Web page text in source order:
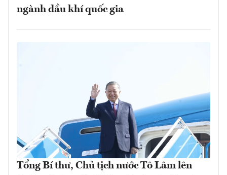
ngành dầu khí quốc gia
Tổng Bí thư, Chủ tịch nước Tô Lâm lên